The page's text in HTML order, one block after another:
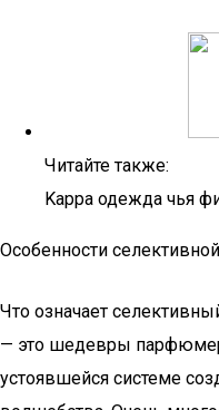
Читайте также:
Kappa одежда чья
Особенности
Что означает
— это шедевры
устоявшейся системе